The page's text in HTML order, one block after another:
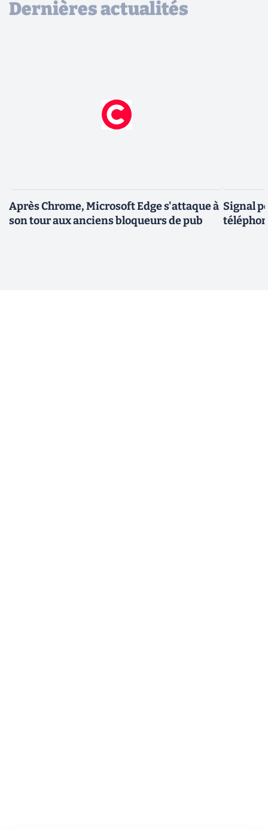
Dernières actualités
Après Chrome, Microsoft Edge s'attaque à
son tour aux anciens bloqueurs de pub
Signal